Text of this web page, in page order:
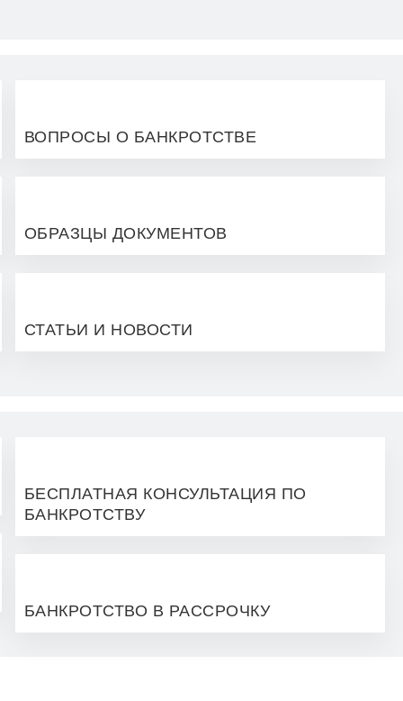
ВОПРОСЫ О БАНКРОТСТВЕ
ОБРАЗЦЫ ДОКУМЕНТОВ
СТАТЬИ И НОВОСТИ
БЕСПЛАТНАЯ КОНСУЛЬТАЦИЯ ПО
БАНКРОТСТВУ
БАНКРОТСТВО В РАССРОЧКУ